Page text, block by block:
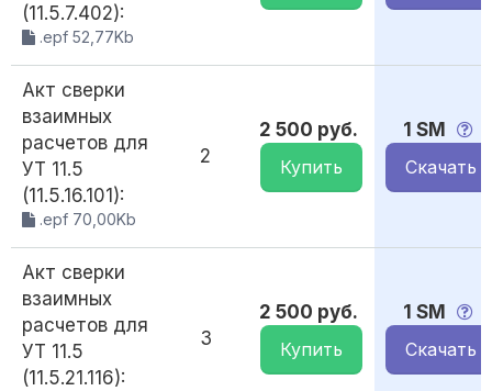
(11.5.7.402):
.epf 52,77Kb
Акт сверки
взаимных
расчетов для
УТ 11.5
(11.5.16.101):
.epf 70,00Kb
2
2 500 руб.
Купить
1 SM
Скачать
Акт сверки
взаимных
расчетов для
УТ 11.5
(11.5.21.116):
3
2 500 руб.
Купить
1 SM
Скачать